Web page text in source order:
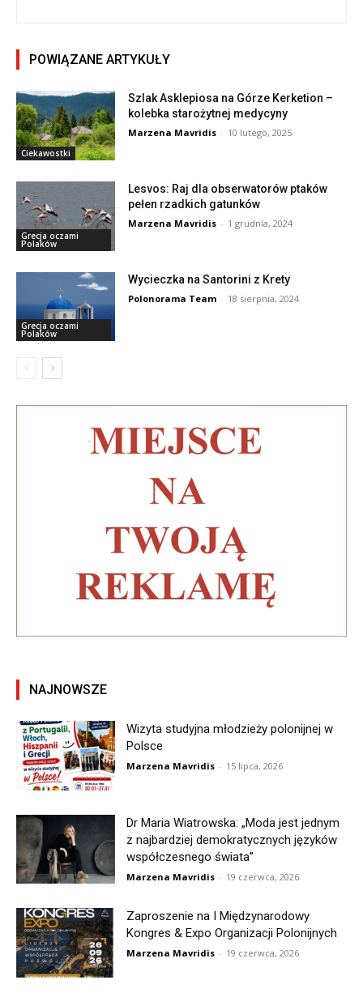
POWIĄZANE ARTYKUŁY
Ciekawostki
Szlak Asklepiosa na Górze Kerketion –
kolebka starożytnej medycyny
Marzena Mavridis - 10 lutego, 2025
Grecja oczami
Polaków
Lesvos: Raj dla obserwatorów ptaków
pełen rzadkich gatunków
Marzena Mavridis - 1 grudnia, 2024
Grecja oczami
Polaków
Wycieczka na Santorini z Krety
Polonorama Team - 18 sierpnia, 2024
NAJNOWSZE
Wizyta studyjna młodzieży polonijnej w
Polsce
Marzena Mavridis - 15 lipca, 2026
Dr Maria Wiatrowska: „Moda jest jednym
z najbardziej demokratycznych języków
współczesnego świata”
Marzena Mavridis - 19 czerwca, 2026
Zaproszenie na I Międzynarodowy
Kongres & Expo Organizacji Polonijnych
Marzena Mavridis - 19 czerwca, 2026